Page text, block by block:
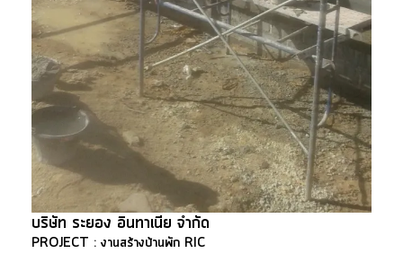
บริษัท ระยอง อินทาเนีย จำกัด
PROJECT : งานสร้างบ้านพัก RIC